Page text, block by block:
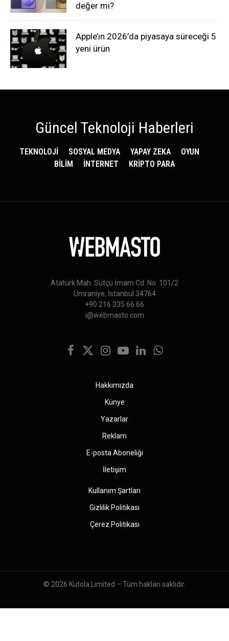
değer mi?
Apple’ın 2026’da piyasaya süreceği 5
yeni ürün
Güncel Teknoloji Haberleri
TEKNOLOJİ SOSYAL MEDYA YAPAY ZEKA
OYUN
BİLİM
İNTERNET KRİPTO PARA
Atatürk Mah. Sütçü İmam Cd. No: 101/2
Ümraniye, İstanbul 34764
+90 216 335 66 66
i@webmasto.com
Facebook
X
Instagram
YouTubeLinkedInWhatsApp
Hakkımızda
Künye
Yazarlar
Reklam
E-posta Aboneliği
İletişim
Kullanım Şartları
Gizlilik Politikası
Çerez Politikası
© 2026 Kutola Limited – Tüm hakları saklıdır.